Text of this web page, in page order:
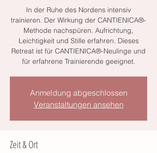
In der Ruhe des Nordens intensiv
trainieren. Der Wirkung der CANTIENICA®-
Methode nachspüren. Aufrichtung,
Leichtigkeit und Stille erfahren. Dieses
Retreat ist für CANTIENICA®-Neulinge und
für erfahrene Trainierende geeignet.
Anmeldung abgeschlossen
Veranstaltungen ansehen
Zeit & Ort